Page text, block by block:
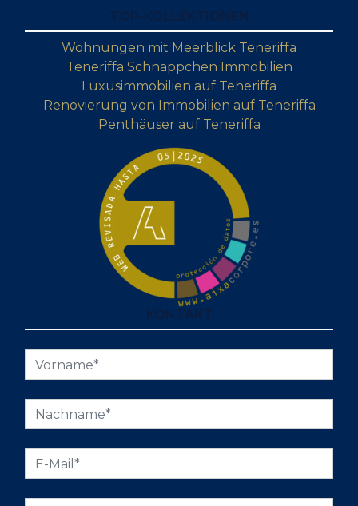
Wohnungen mit Meerblick Teneriffa
Teneriffa Schnäppchen Immobilien
Luxusimmobilien auf Teneriffa
Renovierung von Immobilien auf Teneriffa
Penthäuser auf Teneriffa